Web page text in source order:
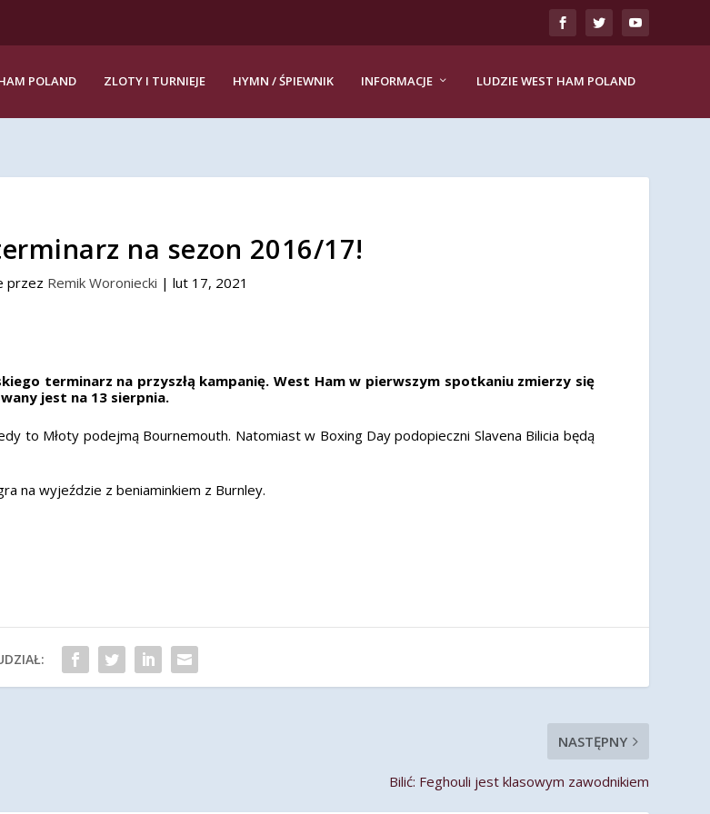
POLAND ZLOTY I TURNIEJE HYMN / ŚPIEWNIK INFORMACJE LUDZIE WEST HAM POLAND
na sezon 2016/17!
przez Remik Woroniecki | lut 17, 2021
terminarz na przyszłą kampanię. West Ham w pierwszym spotkaniu zmierzy się
jest na 13 sierpnia.
to Młoty podejmą Bournemouth. Natomiast w Boxing Day podopieczni Slavena Bilicia będą
na wyjeździe z beniaminkiem z Burnley.
NASTĘPNY
Bilić: Feghouli jest klasowym zawodnikiem